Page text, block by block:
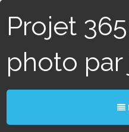
Projet
photo